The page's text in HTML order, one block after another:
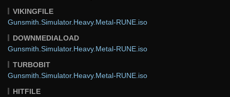
VIKINGFILE
Gunsmith.Simulator.Heavy.Metal-RUNE.iso
DOWNMEDIALOAD
Gunsmith.Simulator.Heavy.Metal-RUNE.iso
TURBOBIT
Gunsmith.Simulator.Heavy.Metal-RUNE.iso
HITFILE